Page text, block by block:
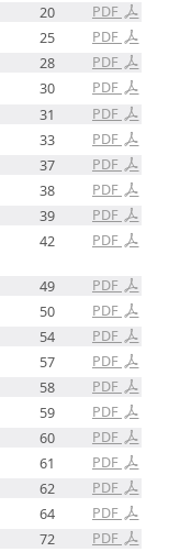
PDF
20
PDF
25
PDF
28
PDF
30
PDF
31
PDF
33
PDF
37
PDF
38
PDF
39
PDF
42
PDF
49
PDF
50
PDF
54
PDF
57
PDF
58
PDF
59
PDF
60
PDF
61
PDF
62
PDF
64
PDF
72